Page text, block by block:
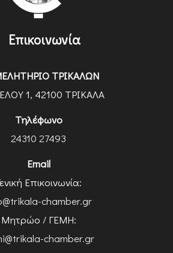
Επικοινωνία
ΤΡΙΚΑΛΩΝ
1, 42100 ΤΡΙΚΑΛΑ
Τηλέφωνο
24310 27493
Email
Επικοινωνία:
chamber.gr
Μητρώο / ΓΕΜΗ:
chamber.gr